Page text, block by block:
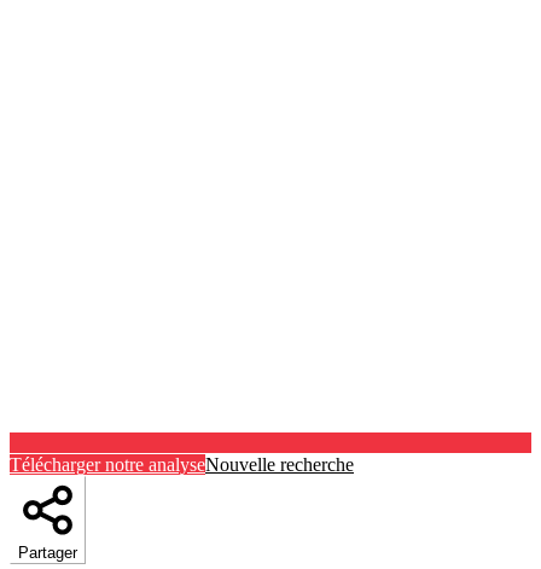
Télécharger notre analyseNouvelle recherche
Partager